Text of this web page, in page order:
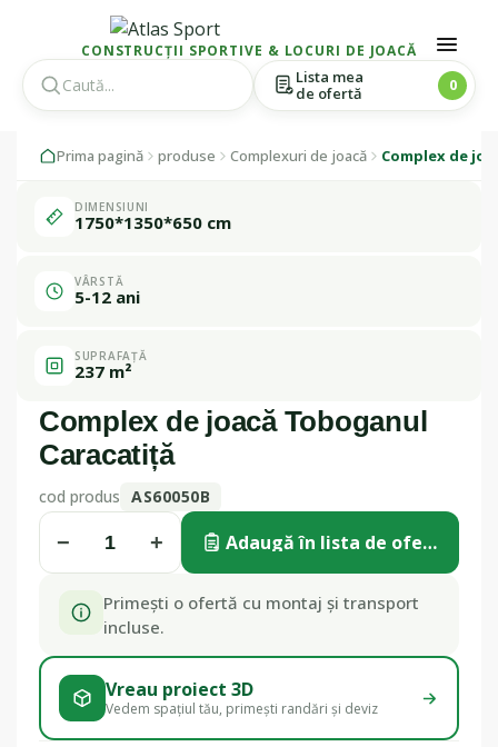
CONSTRUCȚII SPORTIVE & LOCURI DE JOACĂ
Lista mea
de ofertă
0
Prima pagină produse Complexuri de joacă Complex de
Fabricat în
România
1 / 1
DIMENSIUNI
1750*1350*650 cm
VÂRSTĂ
5-12 ani
SUPRAFAȚĂ
237 m²
Complex de joacă Toboganul
Caracatiță
cod produs AS60050B
− + Adaugă în lista de ofertă
Primești o ofertă cu montaj și transport
incluse.
Vreau proiect 3D
Vedem spațiul tău, primești randări și deviz